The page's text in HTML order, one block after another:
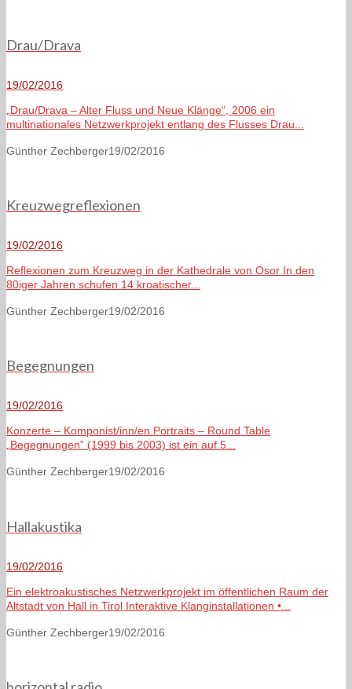
Drau/Drava
19/02/2016
„Drau/Drava – Alter Fluss und Neue Klänge“, 2006 ein
multinationales Netzwerkprojekt entlang des Flusses Drau...
Günther Zechberger19/02/2016
Kreuzwegreflexionen
19/02/2016
Reflexionen zum Kreuzweg in der Kathedrale von Osor In den
80iger Jahren schufen 14 kroatischer...
Günther Zechberger19/02/2016
Begegnungen
19/02/2016
Konzerte – Komponist/inn/en Portraits – Round Table
„Begegnungen” (1999 bis 2003) ist ein auf 5...
Günther Zechberger19/02/2016
Hallakustika
19/02/2016
Ein elektroakustisches Netzwerkprojekt im öffentlichen Raum der
Altstadt von Hall in Tirol Interaktive Klanginstallationen •...
Günther Zechberger19/02/2016